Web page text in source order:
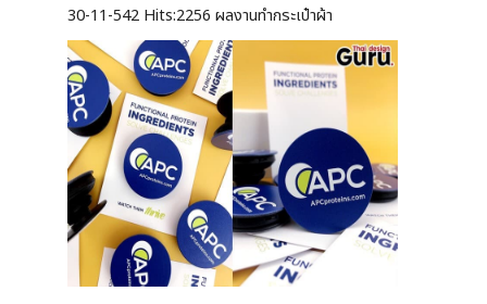
30-11-542 Hits:2256 ผลงานทำกระเป๋าผ้า